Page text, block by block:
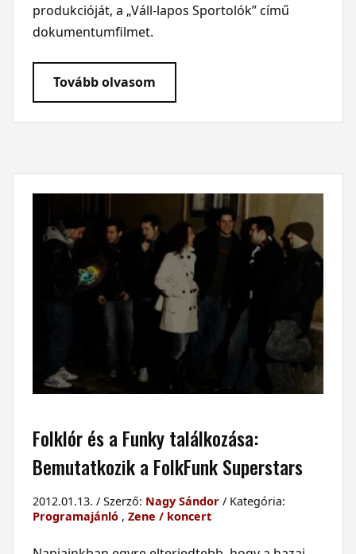
produkcióját, a „Váll-lapos Sportolók” című
dokumentumfilmet.
Tovább olvasom
Folklór és a Funky találkozása:
Bemutatkozik a FolkFunk Superstars
2012.01.13. / Szerző: Nagy Sándor/ Kategória:
Programajánló, Zene / koncert